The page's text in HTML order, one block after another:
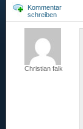
Kommentar
schreiben
Christian falk